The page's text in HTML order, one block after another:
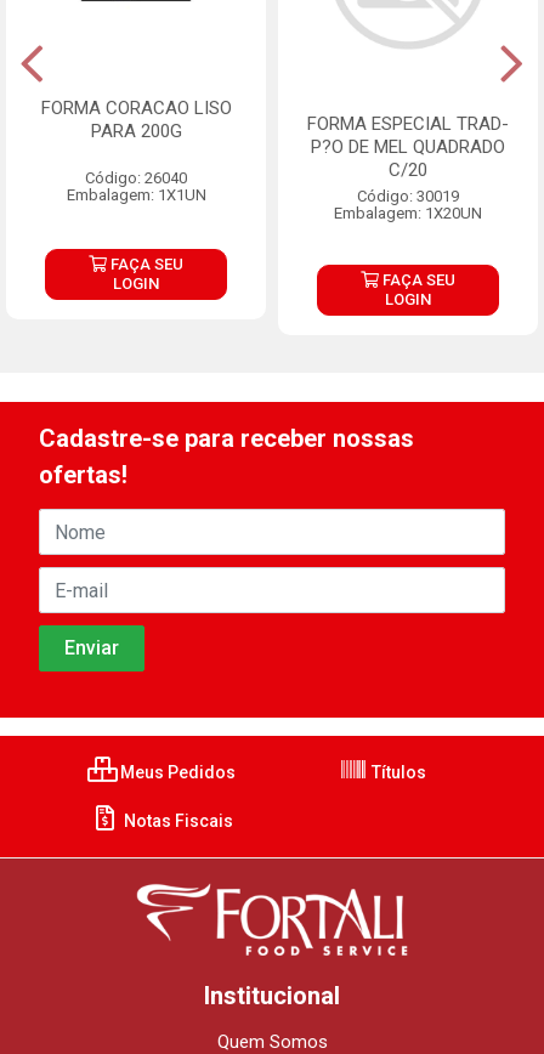
FORMA CORACAO LISO
PARA 200G
Código: 26040
Embalagem: 1X1UN
FAÇA SEU
LOGIN
FORMA ESPECIAL TRAD-
P?O DE MEL QUADRADO
C/20
Código: 30019
Embalagem: 1X20UN
FAÇA SEU
LOGIN
Cadastre-se para receber nossas
ofertas!
Meus Pedidos Títulos
Notas Fiscais
Institucional
Quem Somos